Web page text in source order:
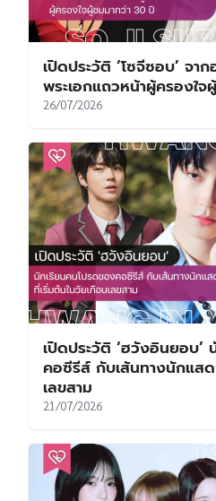
เปิดประวัติ ‘โซจีซอบ’ จา
พระเอกแถวหน้าผู้ครองใ
26/07/2026
เปิดประวัติ ‘ฮวังอินยอบ’
คอซีรีส์ กับเส้นทางนักแส
เลขสาม
21/07/2026